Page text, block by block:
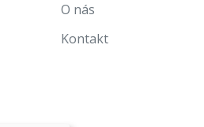
O nás
Kontakt